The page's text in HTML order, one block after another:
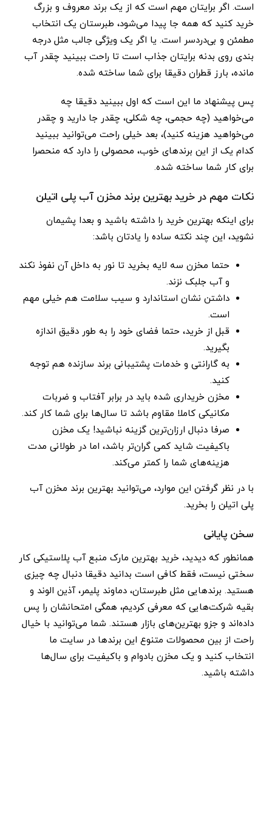
است. اگر برایتان مهم است که از یک برند معروف و بزرگ
خرید کنید که همه جا پیدا می‌شود، طبرستان یک انتخاب
مطمئن و بی‌دردسر است. یا اگر یک ویژگی جالب مثل درجه
‌بندی روی بدنه برایتان جذاب است تا راحت ببینید چقدر آب
مانده، بارز قطران دقیقا برای شما ساخته شده.
پس پیشنهاد ما این است که اول ببینید دقیقا چه
می‌خواهید (چه حجمی، چه شکلی، چقدر جا دارید و چقدر
می‌خواهید هزینه کنید)، بعد خیلی راحت می‌توانید ببینید
کدام یک از این برندهای خوب، محصولی را دارد که منحصرا
برای کار شما ساخته شده.
نکات مهم در خرید بهترین برند مخزن آب پلی اتیلن
برای اینکه بهترین خرید را داشته باشید و بعدا پشیمان
نشوید، این چند نکته ساده را یادتان باشد:
حتما مخزن سه لایه بخرید تا نور به داخل آن نفوذ نکند
و آب جلبک نزند.
داشتن نشان استاندارد و سیب سلامت هم خیلی مهم
است.
قبل از خرید، حتما فضای خود را به طور دقیق اندازه
بگیرید.
به گارانتی و خدمات پشتیبانی برند سازنده هم توجه
کنید.
مخزن خریداری شده باید در برابر آفتاب و ضربات
مکانیکی کاملا مقاوم باشد تا سال‌ها برای شما کار کند.
صرفا دنبال ارزان‌ترین گزینه نباشید! یک مخزن
باکیفیت شاید کمی گران‌تر باشد، اما در طولانی‌ مدت
هزینه‌های شما را کمتر می‌کند.
با در نظر گرفتن این موارد، می‌توانید بهترین برند مخزن آب
پلی اتیلن را بخرید.
سخن پایانی
همانطور که دیدید، خرید بهترین مارک منبع آب پلاستیکی کار
سختی نیست، فقط کافی است بدانید دقیقا دنبال چه چیزی
هستید. برندهایی مثل طبرستان، دماوند پلیمر، آذین الوند و
بقیه شرکت‌هایی که معرفی کردیم، همگی امتحانشان را پس
داده‌اند و جزو بهترین‌های بازار هستند. شما می‌توانید با خیال
راحت از بین محصولات متنوع این برندها در سایت ما
انتخاب کنید و یک مخزن بادوام و باکیفیت برای سال‌ها
داشته باشید.